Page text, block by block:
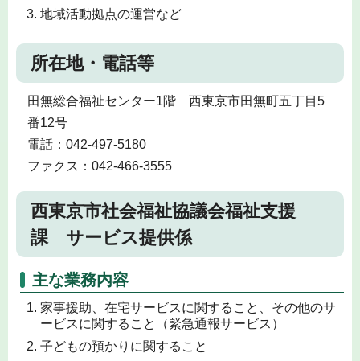
地域活動拠点の運営など
所在地・電話等
田無総合福祉センター1階 西東京市田無町五丁目5
番12号
電話：042-497-5180
ファクス：042-466-3555
西東京市社会福祉協議会福祉支援
課 サービス提供係
主な業務内容
家事援助、在宅サービスに関すること、その他のサ
ービスに関すること（緊急通報サービス）
子どもの預かりに関すること